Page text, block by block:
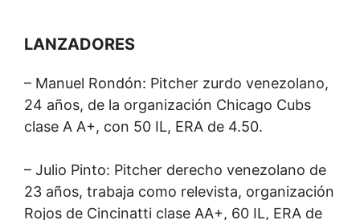
LANZADORES
– Manuel Rondón: Pitcher zurdo venezolano,
24 años, de la organización Chicago Cubs
clase A A+, con 50 IL, ERA de 4.50.
– Julio Pinto: Pitcher derecho venezolano de
23 años, trabaja como relevista, organización
Rojos de Cincinatti clase AA+, 60 IL, ERA de